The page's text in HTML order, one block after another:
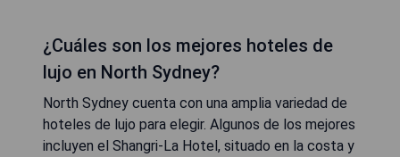
¿Cuáles son los mejores hoteles de
lujo en North Sydney?
North Sydney cuenta con una amplia variedad de
hoteles de lujo para elegir. Algunos de los mejores
incluyen el Shangri-La Hotel, situado en la costa y